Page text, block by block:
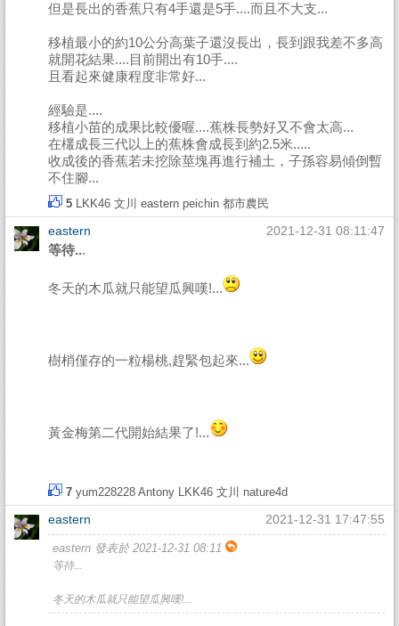
但是長出的香蕉只有4手還是5手....而且不大支...
移植最小的約10公分高葉子還沒長出，長到跟我差不多高
就開花結果....目前開出有10手....
且看起來健康程度非常好...
經驗是....
移植小苗的成果比較優喔....蕉株長勢好又不會太高...
在欉成長三代以上的蕉株會成長到約2.5米.....
收成後的香蕉若未挖除莖塊再進行補土，子孫容易傾倒暫
不住腳...
5 LKK46 文川 eastern peichin 都市農民
eastern 2021-12-31 08:11:47
等待...
冬天的木瓜就只能望瓜興嘆!...
樹梢僅存的一粒楊桃,趕緊包起來...
黃金梅第二代開始結果了!...
7 yum228228 Antony LKK46 文川 nature4d
eastern 2021-12-31 17:47:55
eastern 發表於 2021-12-31 08:11
等待...
冬天的木瓜就只能望瓜興嘆!...